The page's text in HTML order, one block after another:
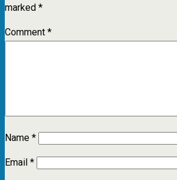
marked*
Comment*
Name*
Email*